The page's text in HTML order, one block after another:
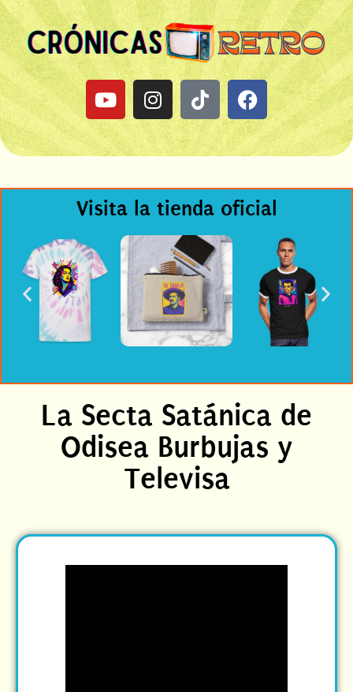
Visita la tienda oficial
La Secta Satánica de
Odisea Burbujas y
Televisa